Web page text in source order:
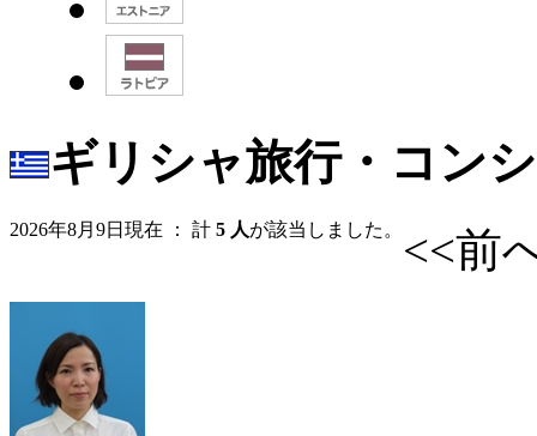
ギリシャ旅行・コン
2026年8月9日現在 ： 計 5 人が該当しました。 <<前